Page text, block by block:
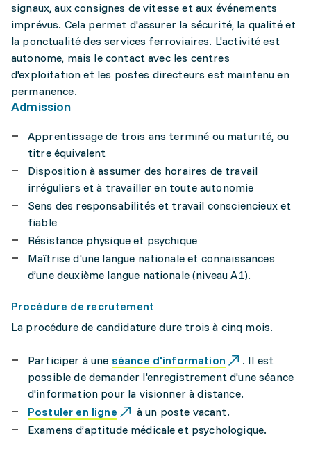
signaux, aux consignes de vitesse et aux événements
imprévus. Cela permet d'assurer la sécurité, la qualité et
la ponctualité des services ferroviaires. L'activité est
autonome, mais le contact avec les centres
d'exploitation et les postes directeurs est maintenu en
permanence.
Admission
Apprentissage de trois ans terminé ou maturité, ou
titre équivalent
Disposition à assumer des horaires de travail
irréguliers et à travailler en toute autonomie
Sens des responsabilités et travail consciencieux et
fiable
Résistance physique et psychique
Maîtrise d'une langue nationale et connaissances
d’une deuxième langue nationale (niveau A1).
Procédure de recrutement
La procédure de candidature dure trois à cinq mois.
Participer à une séance d'information
. Il est
possible de demander l'enregistrement d'une séance
d'information pour la visionner à distance.
Postuler en ligne
à un poste vacant.
Examens d’aptitude médicale et psychologique.